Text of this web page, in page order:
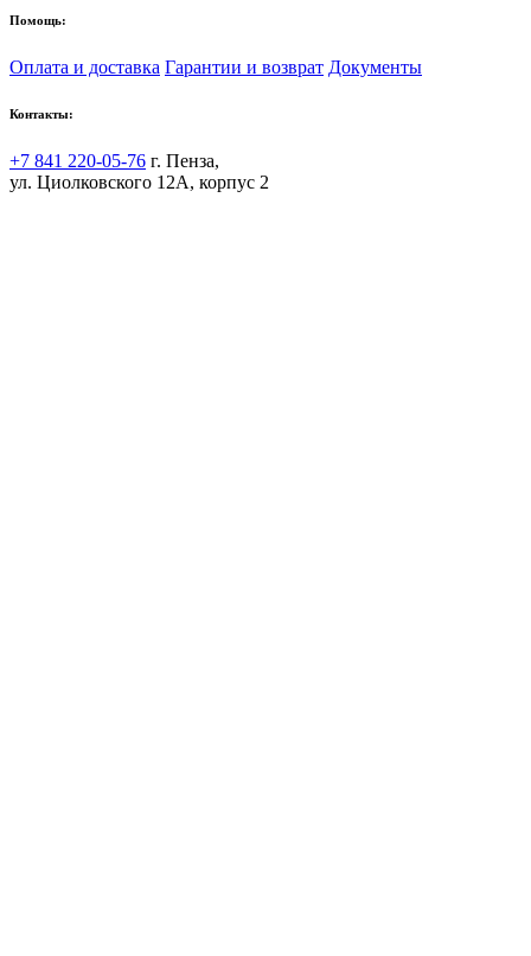
Помощь:
Оплата и доставка Гарантии и возврат Документы
Контакты:
+7 841 220-05-76 г. Пенза,
ул. Циолковского 12А, корпус 2